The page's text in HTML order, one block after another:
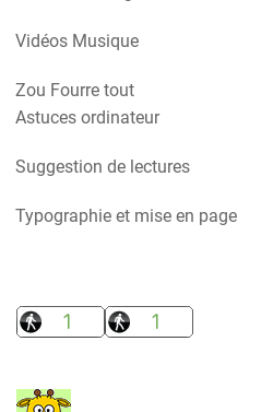
Vidéos Musique
Zou Fourre tout
Astuces ordinateur
Suggestion de lectures
Typographie et mise en page